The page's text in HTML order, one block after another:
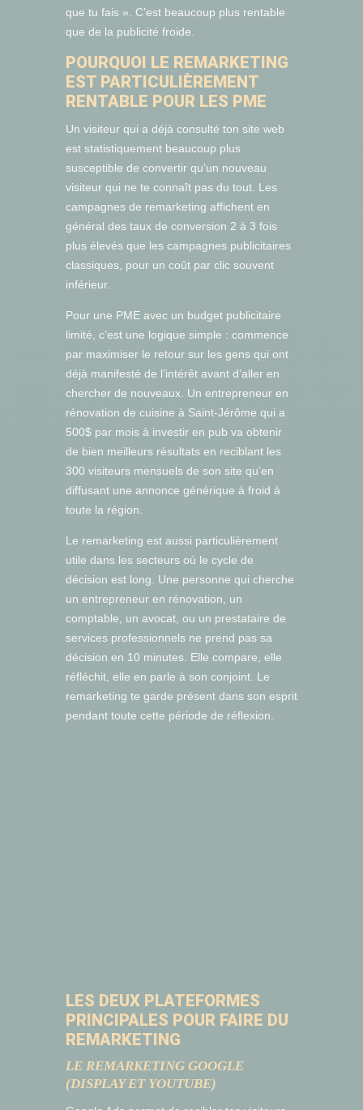
que tu fais ». C’est beaucoup plus rentable
que de la publicité froide.
POURQUOI LE REMARKETING
EST PARTICULIÈREMENT
RENTABLE POUR LES PME
Un visiteur qui a déjà consulté ton site web
est statistiquement beaucoup plus
susceptible de convertir qu’un nouveau
visiteur qui ne te connaît pas du tout. Les
campagnes de remarketing affichent en
général des taux de conversion 2 à 3 fois
plus élevés que les campagnes publicitaires
classiques, pour un coût par clic souvent
inférieur.
Pour une PME avec un budget publicitaire
limité, c’est une logique simple : commence
par maximiser le retour sur les gens qui ont
déjà manifesté de l’intérêt avant d’aller en
chercher de nouveaux. Un entrepreneur en
rénovation de cuisine à Saint-Jérôme qui a
500$ par mois à investir en pub va obtenir
de bien meilleurs résultats en reciblant les
300 visiteurs mensuels de son site qu’en
diffusant une annonce générique à froid à
toute la région.
Le remarketing est aussi particulièrement
utile dans les secteurs où le cycle de
décision est long. Une personne qui cherche
un entrepreneur en rénovation, un
comptable, un avocat, ou un prestataire de
services professionnels ne prend pas sa
décision en 10 minutes. Elle compare, elle
réfléchit, elle en parle à son conjoint. Le
remarketing te garde présent dans son esprit
pendant toute cette période de réflexion.
LES DEUX PLATEFORMES
PRINCIPALES POUR FAIRE DU
REMARKETING
LE REMARKETING GOOGLE
(DISPLAY ET YOUTUBE)